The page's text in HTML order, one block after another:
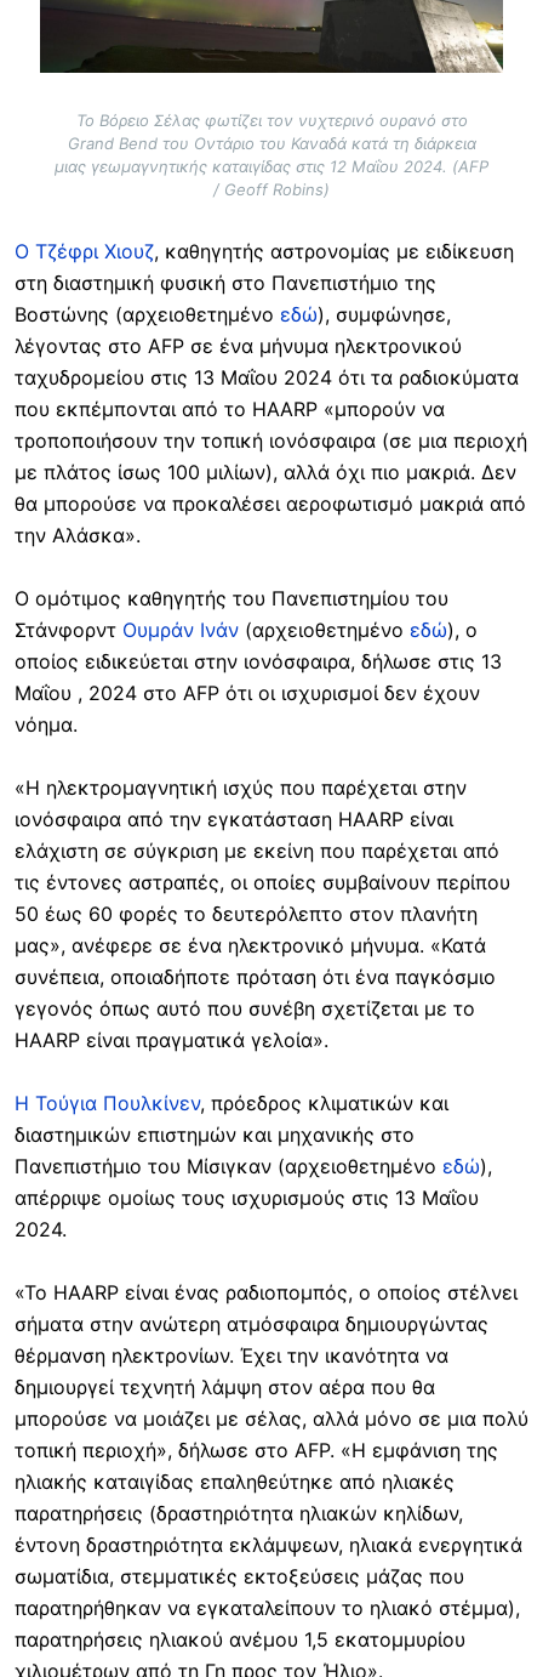
Το Βόρειο Σέλας φωτίζει τον νυχτερινό ουρανό στο
Grand Bend του Οντάριο του Καναδά κατά τη διάρκεια
μιας γεωμαγνητικής καταιγίδας στις 12 Μαΐου 2024. (AFP
/ Geoff Robins)
Ο Τζέφρι Χιουζ, καθηγητής αστρονομίας με ειδίκευση
στη διαστημική φυσική στο Πανεπιστήμιο της
Βοστώνης (αρχειοθετημένο εδώ), συμφώνησε,
λέγοντας στο AFP σε ένα μήνυμα ηλεκτρονικού
ταχυδρομείου στις 13 Μαΐου 2024 ότι τα ραδιοκύματα
που εκπέμπονται από το HAARP «μπορούν να
τροποποιήσουν την τοπική ιονόσφαιρα (σε μια περιοχή
με πλάτος ίσως 100 μιλίων), αλλά όχι πιο μακριά. Δεν
θα μπορούσε να προκαλέσει αεροφωτισμό μακριά από
την Αλάσκα».
Ο ομότιμος καθηγητής του Πανεπιστημίου του
Στάνφορντ Ουμράν Ινάν (αρχειοθετημένο εδώ), ο
οποίος ειδικεύεται στην ιονόσφαιρα, δήλωσε στις 13
Μαΐου , 2024 στο AFP ότι οι ισχυρισμοί δεν έχουν
νόημα.
«Η ηλεκτρομαγνητική ισχύς που παρέχεται στην
ιονόσφαιρα από την εγκατάσταση HAARP είναι
ελάχιστη σε σύγκριση με εκείνη που παρέχεται από
τις έντονες αστραπές, οι οποίες συμβαίνουν περίπου
50 έως 60 φορές το δευτερόλεπτο στον πλανήτη
μας», ανέφερε σε ένα ηλεκτρονικό μήνυμα. «Κατά
συνέπεια, οποιαδήποτε πρόταση ότι ένα παγκόσμιο
γεγονός όπως αυτό που συνέβη σχετίζεται με το
HAARP είναι πραγματικά γελοία».
Η Τούγια Πουλκίνεν, πρόεδρος κλιματικών και
διαστημικών επιστημών και μηχανικής στο
Πανεπιστήμιο του Μίσιγκαν (αρχειοθετημένο εδώ),
απέρριψε ομοίως τους ισχυρισμούς στις 13 Μαΐου
2024.
«Το HAARP είναι ένας ραδιοπομπός, ο οποίος στέλνει
σήματα στην ανώτερη ατμόσφαιρα δημιουργώντας
θέρμανση ηλεκτρονίων. Έχει την ικανότητα να
δημιουργεί τεχνητή λάμψη στον αέρα που θα
μπορούσε να μοιάζει με σέλας, αλλά μόνο σε μια πολύ
τοπική περιοχή», δήλωσε στο AFP. «Η εμφάνιση της
ηλιακής καταιγίδας επαληθεύτηκε από ηλιακές
παρατηρήσεις (δραστηριότητα ηλιακών κηλίδων,
έντονη δραστηριότητα εκλάμψεων, ηλιακά ενεργητικά
σωματίδια, στεμματικές εκτοξεύσεις μάζας που
παρατηρήθηκαν να εγκαταλείπουν το ηλιακό στέμμα),
παρατηρήσεις ηλιακού ανέμου 1,5 εκατομμυρίου
χιλιομέτρων από τη Γη προς τον Ήλιο».